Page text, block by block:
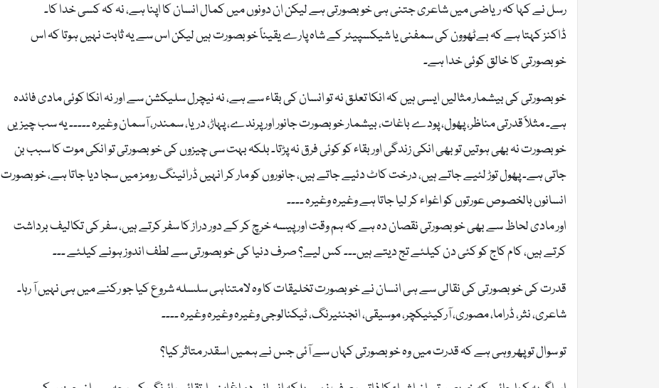
رسل نے کہا کہ ریاضی میں شاعری جتنی ہی خوبصورتی ہے لیکن ان دونوں میں کمال انسان کا اپنا ہے، نہ کہ کسی خدا کا۔
ڈاکنز کہتا ہے کہ بےٹھوون کی سمفنی یا شیکسپیئر کے شاہ پارے یقیناً خوبصورت ہیں لیکن اس سے یہ ثابت نہیں ہوتا کہ اس
خوبصورتی کا خالق کوئی خدا ہے۔
خوبصورتی کی بیشمار مثالیں ایسی ہیں کہ انکا تعلق نہ تو انسان کی بقاء سے ہے، نہ نیچرل سلیکشن سے اور نہ انکا کوئی مادی فائدہ
ہے۔ مثلاً قدرتی مناظر، پھول، پودے باغات، بیشمار خوبصورت جانور اور پرندے، پہاڑ، دریا، سمندر، آسمان وغیرہ ۔۔۔۔۔ یہ سب چیزیں
خوبصورت نہ بھی ہوتیں تو بھی انکی زندگی اور بقاء کو کوئی فرق نہ پڑتا۔ بلکہ بہت سی چیزوں کی خوبصورتی تو انکی موت کا سبب بن
جاتی ہے۔ پھول توڑ لئیے جاتے ہیں، درخت کاٹ دئیے جاتے ہیں، جانوروں کو مار کر انہیں ڈرائینگ رومز میں سجا دیا جاتا ہے، خوبصورت
انسانوں بالخصوص عورتوں کو اغواء کر لیا جاتا ہے وغیرہ وغیرہ ۔۔۔۔
اور مادی لحاظ سے بھی خوبصورتی نقصان دہ ہے کہ ہم وقت اور پیسہ خرچ کر کے دور دراز کا سفر کرتے ہیں، سفر کی تکالیف برداشت
کرتے ہیں، کام کاج کو کئی دن کیلئے تج دیتے ہیں۔۔۔ کس لیے؟ صرف دنیا کی خوبصورتی سے لطف اندوز ہونے کیلئے ۔۔۔
قدرت کی خوبصورتی کی نقالی سے ہی انسان نے خوبصورت تخلیقات کا وہ لامتناہی سلسلہ شروع کیا جو رکنے میں ہی نہیں آ رہا۔
شاعری، نثر، ڈراما، مصوری، آرکیٹیکچر، موسیقی، انجنئیرنگ، ٹیکنالوجی وغیرہ وغیرہ وغیرہ ۔۔۔۔
تو سوال تو پھر وہی ہے کہ قدرت میں وہ خوبصورتی کہاں سے آئی جس نے ہمیں اسقدر متاثر کیا؟